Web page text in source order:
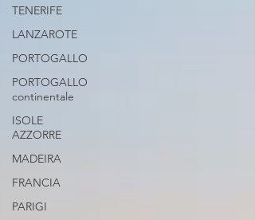
TENERIFE
LANZAROTE
PORTOGALLO
PORTOGALLO
continentale
ISOLE
AZZORRE
MADEIRA
FRANCIA
PARIGI